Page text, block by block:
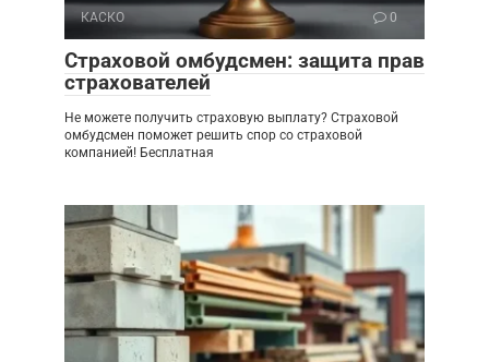
КАСКО 0
Страховой омбудсмен: защита прав
страхователей
Не можете получить страховую выплату? Страховой
омбудсмен поможет решить спор со страховой
компанией! Бесплатная